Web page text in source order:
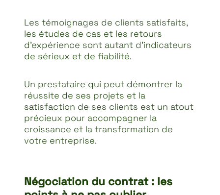
Les témoignages de clients satisfaits,
les études de cas et les retours
d’expérience sont autant d’indicateurs
de sérieux et de fiabilité.
Un prestataire qui peut démontrer la
réussite de ses projets et la
satisfaction de ses clients est un atout
précieux pour accompagner la
croissance et la transformation de
votre entreprise.
Négociation du contrat : les